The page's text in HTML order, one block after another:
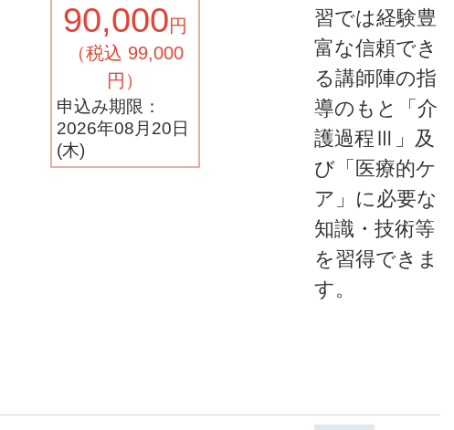
90,000円
（税込 99,000
円）
申込み期限：
2026年08月20日
(木)
習では経験豊
富な信頼でき
る講師陣の指
導のもと「介
護過程Ⅲ」及
び「医療的ケ
ア」に必要な
知識・技術等
を習得できま
す。